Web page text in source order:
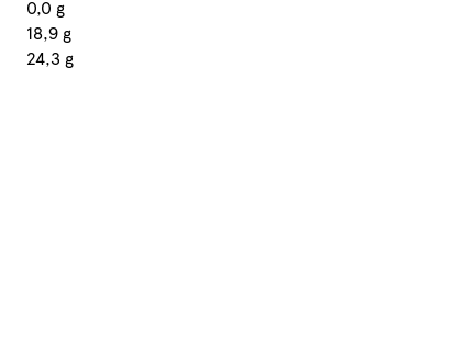
0,0 g
18,9 g
24,3 g